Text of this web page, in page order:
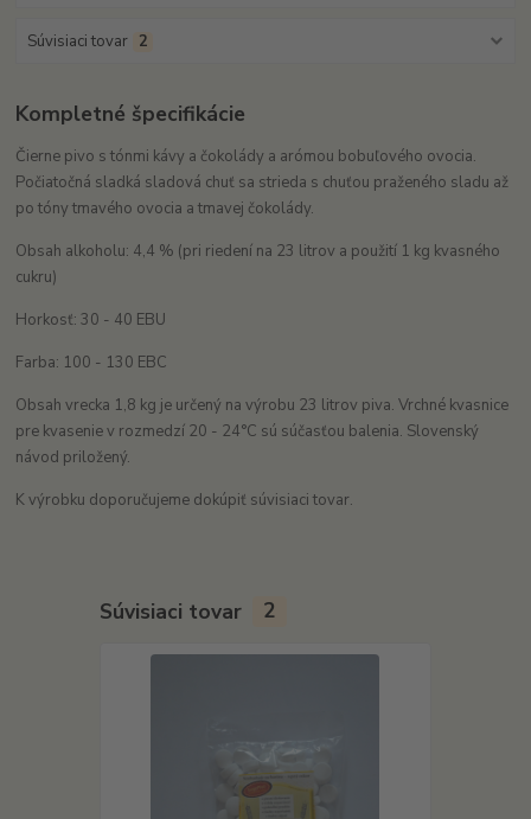
Súvisiaci tovar 2
Kompletné špecifikácie
Čierne pivo s tónmi kávy a čokolády a arómou bobuľového ovocia.
Počiatočná sladká sladová chuť sa strieda s chuťou praženého sladu až
po tóny tmavého ovocia a tmavej čokolády.
Obsah alkoholu: 4,4 % (pri riedení na 23 litrov a použití 1 kg kvasného
cukru)
Horkosť: 30 - 40 EBU
Farba: 100 - 130 EBC
Obsah vrecka 1,8 kg je určený na výrobu 23 litrov piva. Vrchné kvasnice
pre kvasenie v rozmedzí 20 - 24°C sú súčasťou balenia. Slovenský
návod priložený.
K výrobku doporučujeme dokúpiť súvisiaci tovar.
Súvisiaci tovar 2